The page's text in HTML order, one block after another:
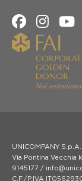
UNICOMPANY S.p.A.
Via Pontina
9145177 /
C.F./P.IVA